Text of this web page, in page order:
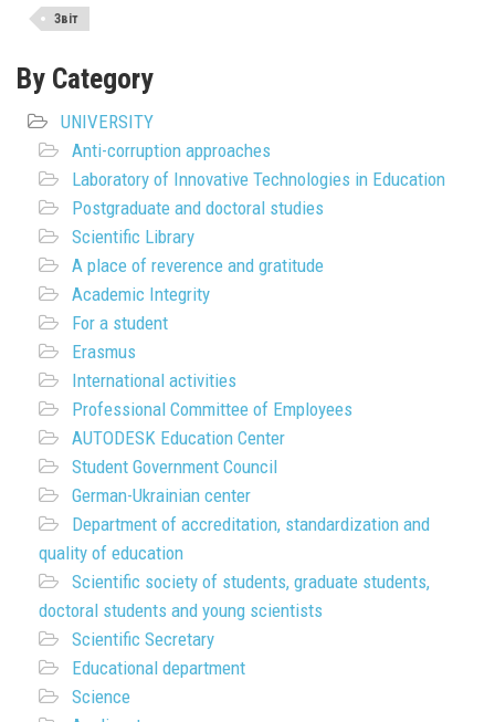
Звіт
By Category
UNIVERSITY
Anti-corruption approaches
Laboratory of Innovative Technologies in Education
Postgraduate and doctoral studies
Scientific Library
A place of reverence and gratitude
Academic Integrity
For a student
Erasmus
International activities
Professional Committee of Employees
AUTODESK Education Center
Student Government Council
German-Ukrainian center
Department of accreditation, standardization and
quality of education
Scientific society of students, graduate students,
doctoral students and young scientists
Scientific Secretary
Educational department
Science